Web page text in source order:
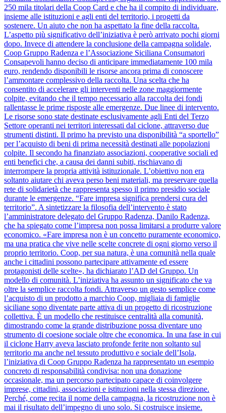
250 mila titolari della Coop Card e che ha il compito di individuare,
insieme alle istituzioni e agli enti del territorio, i progetti da
sostenere. Un aiuto che non ha aspettato la fine della raccolta.
L’aspetto più significativo dell’iniziativa è però arrivato pochi giorni
dopo. Invece di attendere la conclusione della campagna solidale,
Coop Gruppo Radenza e l’Associazione Siciliana Consumatori
Consapevoli hanno deciso di anticipare immediatamente 100 mila
euro, rendendo disponibili le risorse ancora prima di conoscere
l’ammontare complessivo della raccolta. Una scelta che ha
consentito di accelerare gli interventi nelle zone maggiormente
colpite, evitando che il tempo necessario alla raccolta dei fondi
rallentasse le prime risposte alle emergenze. Due linee di intervento.
Le risorse sono state destinate esclusivamente agli Enti del Terzo
Settore operanti nei territori interessati dal ciclone, attraverso due
strumenti distinti. Il primo ha previsto una disponibilità “a sportello”
per l’acquisto di beni di prima necessità destinati alle popolazioni
colpite. Il secondo ha finanziato associazioni, cooperative sociali ed
enti benefici che, a causa dei danni subiti, rischiavano di
interrompere la propria attività istituzionale. L’obiettivo non era
soltanto aiutare chi aveva perso beni materiali, ma preservare quella
rete di solidarietà che rappresenta spesso il primo presidio sociale
durante le emergenze. “Fare impresa significa prendersi cura del
territorio”. A sintetizzare la filosofia dell’intervento è stato
l’amministratore delegato del Gruppo Radenza, Danilo Radenza,
che ha spiegato come l’impresa non possa limitarsi a produrre valore
economico. «Fare impresa non è un concetto puramente economico,
ma una pratica che vive nelle scelte concrete di ogni giorno verso il
proprio territorio. Coop, per sua natura, è una comunità nella quale
anche i cittadini possono partecipare attivamente ed essere
protagonisti delle scelte», ha dichiarato l’AD del Gruppo. Un
modello di comunità. L’iniziativa ha assunto un significato che va
oltre la semplice raccolta fondi. Attraverso un gesto semplice come
l’acquisto di un prodotto a marchio Coop, migliaia di famiglie
siciliane sono diventate parte attiva di un progetto di ricostruzione
collettiva. È un modello che restituisce centralità alla comunità,
dimostrando come la grande distribuzione possa diventare uno
strumento di coesione sociale oltre che economica. In una fase in cui
il ciclone Harry aveva lasciato profonde ferite non soltanto sul
territorio ma anche nel tessuto produttivo e sociale dell’Isola,
l’iniziativa di Coop Gruppo Radenza ha rappresentato un esempio
concreto di responsabilità condivisa: non una donazione
occasionale, ma un percorso partecipato capace di coinvolgere
imprese, cittadini, associazioni e istituzioni nella stessa direzione.
Perché, come recita il nome della campagna, la ricostruzione non è
mai il risultato dell’impegno di uno solo. Si costruisce insieme.